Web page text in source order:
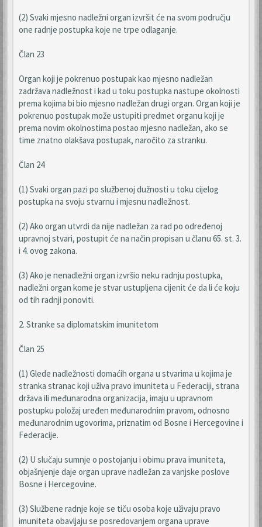
(2) Svaki mjesno nadležni organ izvršit će na svom području
one radnje postupka koje ne trpe odlaganje.
Član 23
Organ koji je pokrenuo postupak kao mjesno nadležan
zadržava nadležnost i kad u toku postupka nastupe okolnosti
prema kojima bi bio mjesno nadležan drugi organ. Organ koji je
pokrenuo postupak može ustupiti predmet organu koji je
prema novim okolnostima postao mjesno nadležan, ako se
time znatno olakšava postupak, naročito za stranku.
Član 24
(1) Svaki organ pazi po službenoj dužnosti u toku cijelog
postupka na svoju stvarnu i mjesnu nadležnost.
(2) Ako organ utvrdi da nije nadležan za rad po određenoj
upravnoj stvari, postupit će na način propisan u članu 65. st. 3.
i 4. ovog zakona.
(3) Ako je nenadležni organ izvršio neku radnju postupka,
nadležni organ kome je stvar ustupljena cijenit će da li će koju
od tih radnji ponoviti.
2. Stranke sa diplomatskim imunitetom
Član 25
(1) Glede nadležnosti domaćih organa u stvarima u kojima je
stranka stranac koji uživa pravo imuniteta u Federaciji, strana
država ili međunarodna organizacija, imaju u upravnom
postupku položaj uređen međunarodnim pravom, odnosno
međunarodnim ugovorima, priznatim od Bosne i Hercegovine i
Federacije.
(2) U slučaju sumnje o postojanju i obimu prava imuniteta,
objašnjenje daje organ uprave nadležan za vanjske poslove
Bosne i Hercegovine.
(3) Službene radnje koje se tiču osoba koje uživaju pravo
imuniteta obavljaju se posredovanjem organa uprave